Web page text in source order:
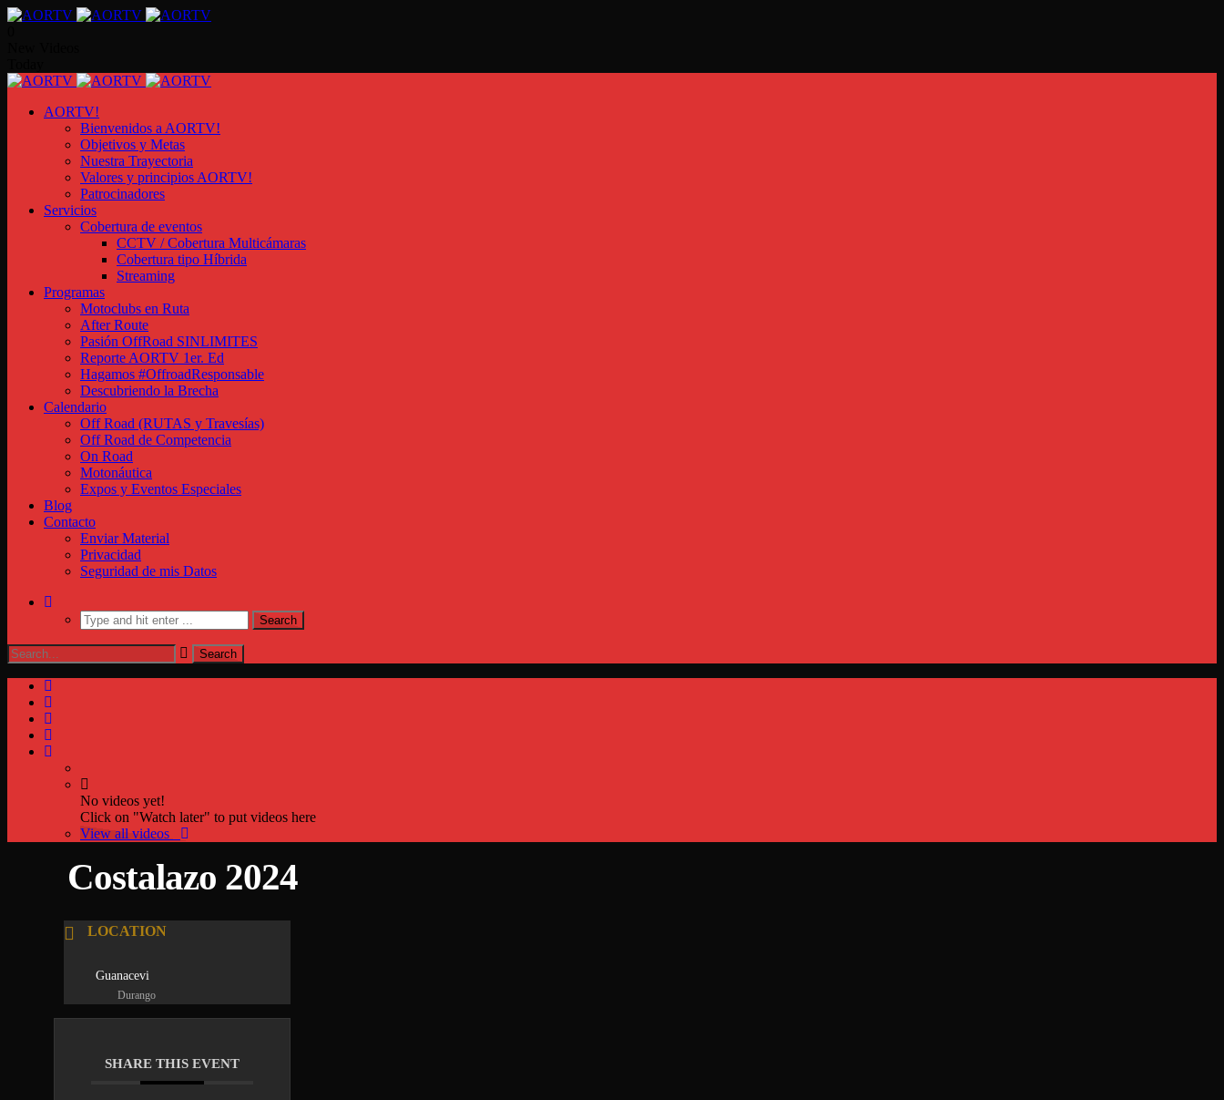
AORTV!
Bienvenidos a AORTV!
Objetivos y Metas
Nuestra Trayectoria
Valores y principios AORTV!
Patrocinadores
Servicios
Cobertura de eventos
CCTV / Cobertura Multicámaras
Cobertura tipo Híbrida
Streaming
Programas
Motoclubs en Ruta
After Route
Pasión OffRoad SINLIMITES
Reporte AORTV 1er. Ed
Hagamos #OffroadResponsable
Descubriendo la Brecha
Calendario
Off Road (RUTAS y Travesías)
Off Road de Competencia
On Road
Motonáutica
Expos y Eventos Especiales
Blog
Contacto
Enviar Material
Privacidad
Seguridad de mis Datos
No videos yet!
Click on "Watch later" to put videos here
View all videos
Costalazo 2024
LOCATION
Guanacevi
Durango
SHARE THIS EVENT